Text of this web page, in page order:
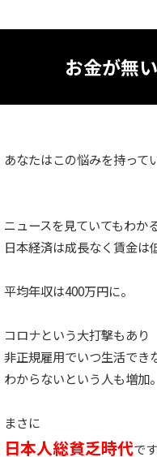
お金が無
あなたはこの悩みを持って
ニュースを見ていてもわか
日本経済は成長なく賃金は
平均年収は400万円に。
コロナという大打撃もあり
非正規雇用でいつ生活でき
わからないという人も増加。
まさに
日本人総貧乏時代です